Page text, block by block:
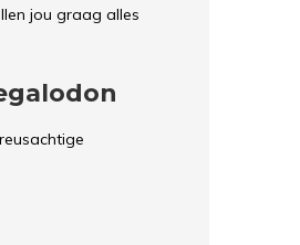
jou graag alles
de grootste